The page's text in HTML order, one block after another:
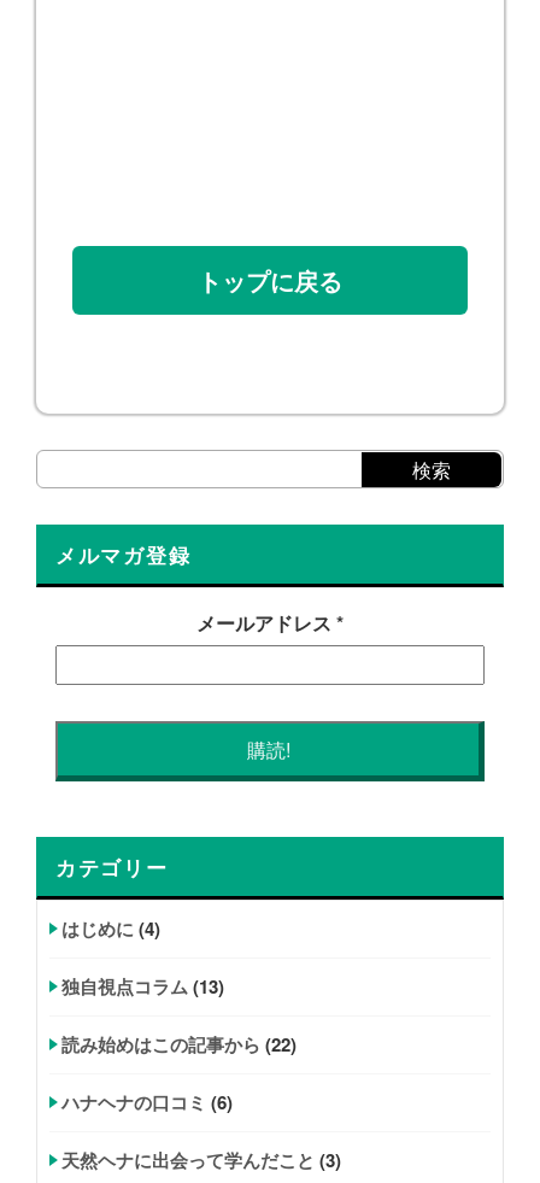
トップに戻る
メルマガ登録
メールアドレス *
カテゴリー
はじめに(4)
独自視点コラム(13)
読み始めはこの記事から (22)
ハナヘナの口コミ (6)
天然ヘナに出会って学んだこと (3)